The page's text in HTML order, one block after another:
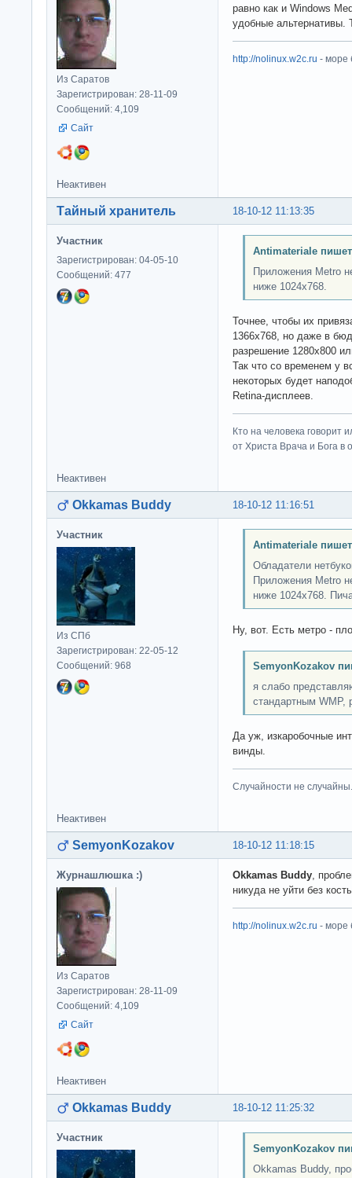
Из Саратов
Зарегистрирован: 28-11-09
Сообщений: 4,109
Сайт
равно как и Windows
удобные альтернативы.
http://nolinux.w2c.ru - море
Неактивен
18-10-12 11:13:35
Тайный хранитель
Участник
Зарегистрирован: 04-05-10
Сообщений: 477
Antimateriale
Приложения Metro
ниже 1024x768.
Точнее, чтобы их
1366x768, но даже в
разрешение 1280x800
Так что со временем у
некоторых будет
Retina-дисплеев.
Кто на человека говорит
от Христа Врача и Бога в
Неактивен
18-10-12 11:16:51
Okkamas Buddy
Участник
Из СПб
Зарегистрирован: 22-05-12
Сообщений: 968
Antimateriale
Обладатели
Приложения Metro
ниже 1024x768.
Ну, вот. Есть метро -
SemyonKozakov
я слабо
стандартным WMP,
Да уж, изкаробочные
винды.
Случайности не случайны.
Неактивен
18-10-12 11:18:15
SemyonKozakov
Журнашлюшка :)
Из Саратов
Зарегистрирован: 28-11-09
Сообщений: 4,109
Сайт
Okkamas Buddy,
никуда не уйти без
http://nolinux.w2c.ru - море
Неактивен
18-10-12 11:25:32
Okkamas Buddy
Участник
SemyonKozakov
Okkamas Buddy,